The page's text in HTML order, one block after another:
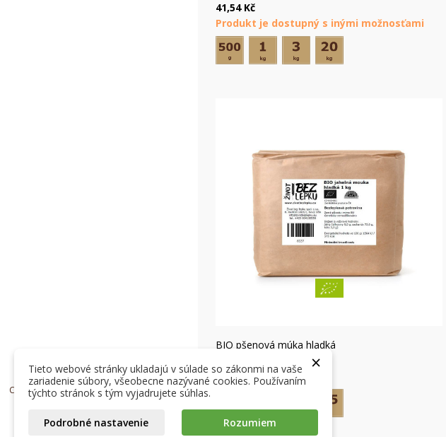
Copyright © 2024, Život bez lepku spol. s r.o.
41,54 Kč
Produkt je dostupný s inými možnosťami
Rýchly náhľad
BIO pšenová múka hladká
Skladom
×
Tieto webové stránky ukladajú v súlade so zákonmi na vaše
zariadenie súbory, všeobecne nazývané cookies. Používaním
týchto stránok s tým vyjadrujete súhlas.
Podrobné nastavenie Rozumiem